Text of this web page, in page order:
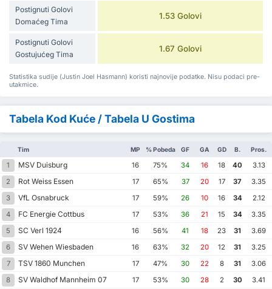
Postignuti Golovi
Domaćeg Tima
1.53 Golovi
Postignuti Golovi
Gostujućeg Tima
1.67 Golovi
Statistika sudije (Justin Joel Hasmann) koristi najnovije podatke. Nisu podaci pre-
utakmice.
Tabela Kod Kuće / Tabela U Gostima
Tim MP % Pobeda GF GA GD B. Pros.
1 MSV Duisburg 16 75% 34 16 18 40
3.13
2
Rot Weiss Essen 17 65% 37 20 17 37
3.35
3
VfL Osnabruck 17 59% 26 10 16 34
2.12
4
FC Energie Cottbus 17 53% 36 21 15 34
3.35
5
SC Verl 1924 16 56% 41 18 23 31
3.69
6
SV Wehen Wiesbaden 16 63% 32 20 12 31
3.25
7
TSV 1860 Munchen 17 47% 30 22 8 31
3.06
8
SV Waldhof Mannheim 07 17 53% 30 28 2 30
3.41